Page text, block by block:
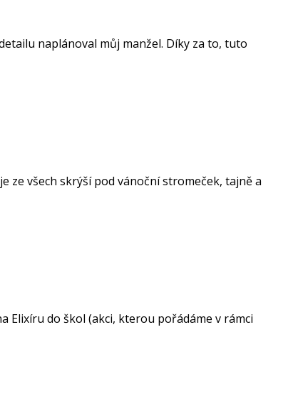
naplánoval můj manžel. Díky za to, tuto
ze všech skrýší pod vánoční stromeček, tajně a
Elixíru do škol (akci, kterou pořádáme v rámci